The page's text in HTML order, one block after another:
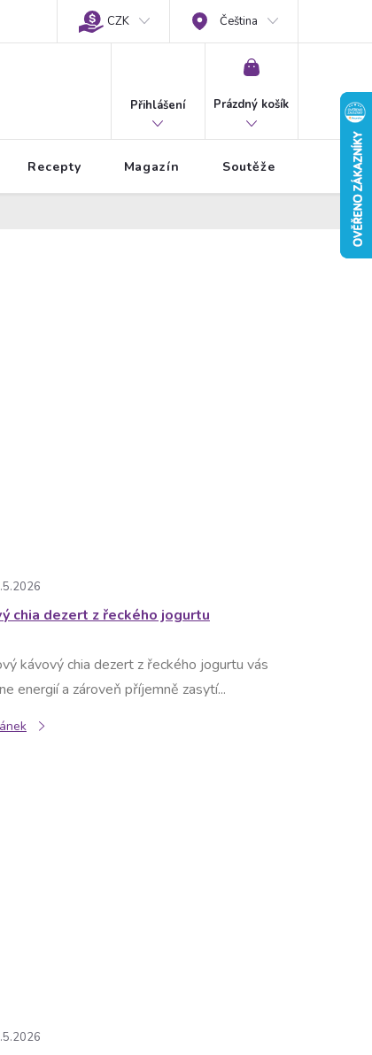
CZK Čeština
Přihlášení
NÁKUPNÍ
Prázdný košík
Recepty Magazín Soutěže
chia dezert z řeckého jogurtu
kávový chia dezert z řeckého jogurtu vás
energií a zároveň příjemně zasytí...